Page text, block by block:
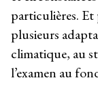
particulières. Et
plusieurs
climatique, au
l’examen au